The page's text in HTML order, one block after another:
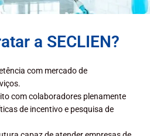
a SECLIEN?
com mercado de
com colaboradores plenamente
de incentivo e pesquisa de